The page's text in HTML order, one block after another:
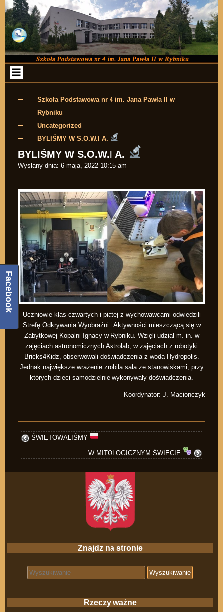
Przejdź do zawartości
Szkoła Podstawowa nr 4 im. Jana Pawła II w
Rybniku
Uncategorized
BYLIŚMY W S.O.W.I A.
BYLIŚMY W S.O.W.I A.
Wysłany dnia: 6 maja, 2022 10:15 am
Uczniowie klas czwartych i piątej z wychowawcami odwiedzili
Strefę Odkrywania Wyobraźni i Aktywności mieszczącą się w
Zabytkowej Kopalni Ignacy w Rybniku. Wzięli udział m. in. w
zajęciach astronomicznych Astrolab, w zajęciach z robotyki
Bricks4Kidz, obserwowali doświadczenia z wodą Hydropolis.
Jednak największe wrażenie zrobiła sala ze stanowiskami, przy
których dzieci samodzielnie wykonywały doświadczenia.
Koordynator: J. Macionczyk
ŚWIĘTOWALIŚMY
W MITOLOGICZNYM ŚWIECIE
Znajdz na stronie
Search for:
Rzeczy ważne
Facebook